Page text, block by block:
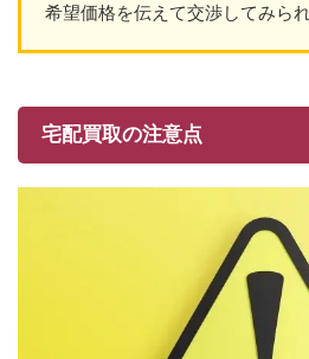
希望価格を伝えて交渉してみら
宅配買取の注意点